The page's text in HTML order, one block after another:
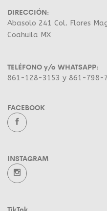
DIRECCIÓN:
Abasolo 241 Col. Flores
Coahuila MX
TELÉFONO y/o WHATSAPP:
861-128-3153 y 861-798-
FACEBOOK
INSTAGRAM
TikTok